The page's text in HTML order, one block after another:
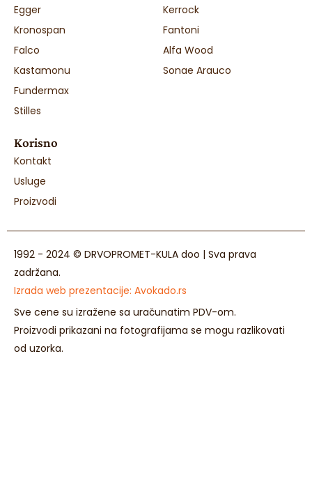
Egger
Kronospan
Falco
Kastamonu
Fundermax
Stilles
Kerrock
Fantoni
Alfa Wood
Sonae Arauco
Korisno
Kontakt
Usluge
Proizvodi
1992 - 2024 © DRVOPROMET-KULA doo | Sva prava
zadržana.
Izrada web prezentacije: Avokado.rs
Sve cene su izražene sa uračunatim PDV-om.
Proizvodi prikazani na fotografijama se mogu razlikovati
od uzorka.